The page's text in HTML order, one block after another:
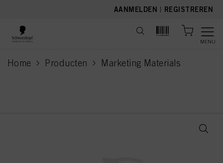
AANMELDEN | REGISTREREN
MENU
Home Producten Marketing Materials
current page